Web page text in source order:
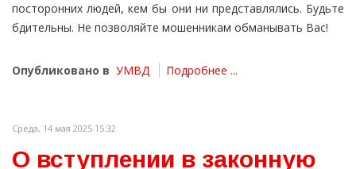
посторонних людей, кем бы они ни представлялись. Будьте
бдительны. Не позволяйте мошенникам обманывать Вас!
Опубликовано в УМВД Подробнее ...
Среда, 14 мая 2025 15:32
О вступлении в законную